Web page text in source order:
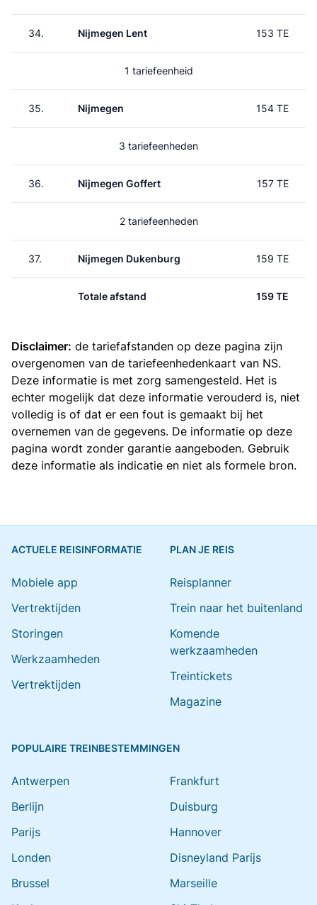
34. Nijmegen Lent 153 TE
1 tariefeenheid
35. Nijmegen 154 TE
3 tariefeenheden
36. Nijmegen Goffert 157 TE
2 tariefeenheden
37. Nijmegen Dukenburg 159 TE
Totale afstand 159 TE
Disclaimer: de tariefafstanden op deze pagina zijn
overgenomen van de tariefeenhedenkaart van NS.
Deze informatie is met zorg samengesteld. Het is
echter mogelijk dat deze informatie verouderd is, niet
volledig is of dat er een fout is gemaakt bij het
overnemen van de gegevens. De informatie op deze
pagina wordt zonder garantie aangeboden. Gebruik
deze informatie als indicatie en niet als formele bron.
ACTUELE REISINFORMATIE
Mobiele app
Vertrektijden
Storingen
Werkzaamheden
Vertrektijden
PLAN JE REIS
Reisplanner
Trein naar het buitenland
Komende
werkzaamheden
Treintickets
Magazine
POPULAIRE TREINBESTEMMINGEN
Antwerpen
Berlijn
Parijs
Londen
Brussel
Frankfurt
Duisburg
Hannover
Disneyland Parijs
Marseille